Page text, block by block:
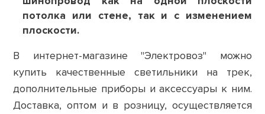
потолка или стене, так и с изменением
плоскости.
В интернет-магазине "Электровоз" можно
купить качественные светильники на трек,
дополнительные приборы и аксессуары к ним.
Доставка, оптом и в розницу, осуществляется